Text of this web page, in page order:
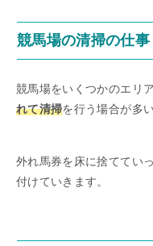
競馬場の清掃の仕事
競馬場をいくつかのエリ
れて清掃を行う場合が多い
外れ馬券を床に捨ててい
付けていきます。